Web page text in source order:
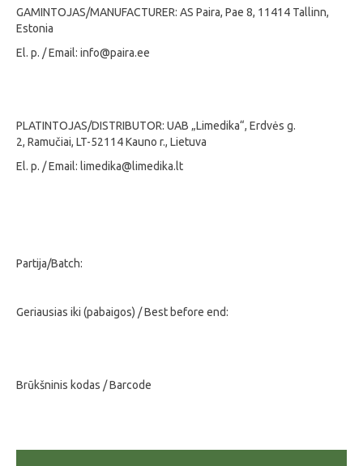
GAMINTOJAS/MANUFACTURER: AS Paira, Pae 8, 11414 Tallinn,
Estonia
El. p. / Email: info@paira.ee
PLATINTOJAS/DISTRIBUTOR: UAB „Limedika“, Erdvės g.
2, Ramučiai, LT-52114 Kauno r., Lietuva
El. p. / Email: limedika@limedika.lt
Partija/Batch:
Geriausias iki (pabaigos) / Best before end:
Brūkšninis kodas / Barcode